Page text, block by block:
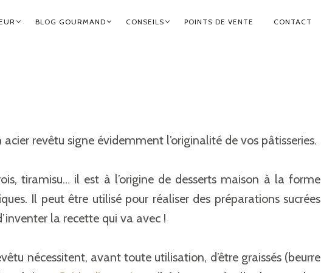
BLOG GOURMAND CONSEILS POINTS DE VENTE CONTACT
revêtu signe évidemment l’originalité de vos pâtisseries.
tiramisu… il est à l’origine de desserts maison à la forme
Il peut être utilisé pour réaliser des préparations sucrées
la recette qui va avec !
nécessitent, avant toute utilisation, d’être graissés (beurre